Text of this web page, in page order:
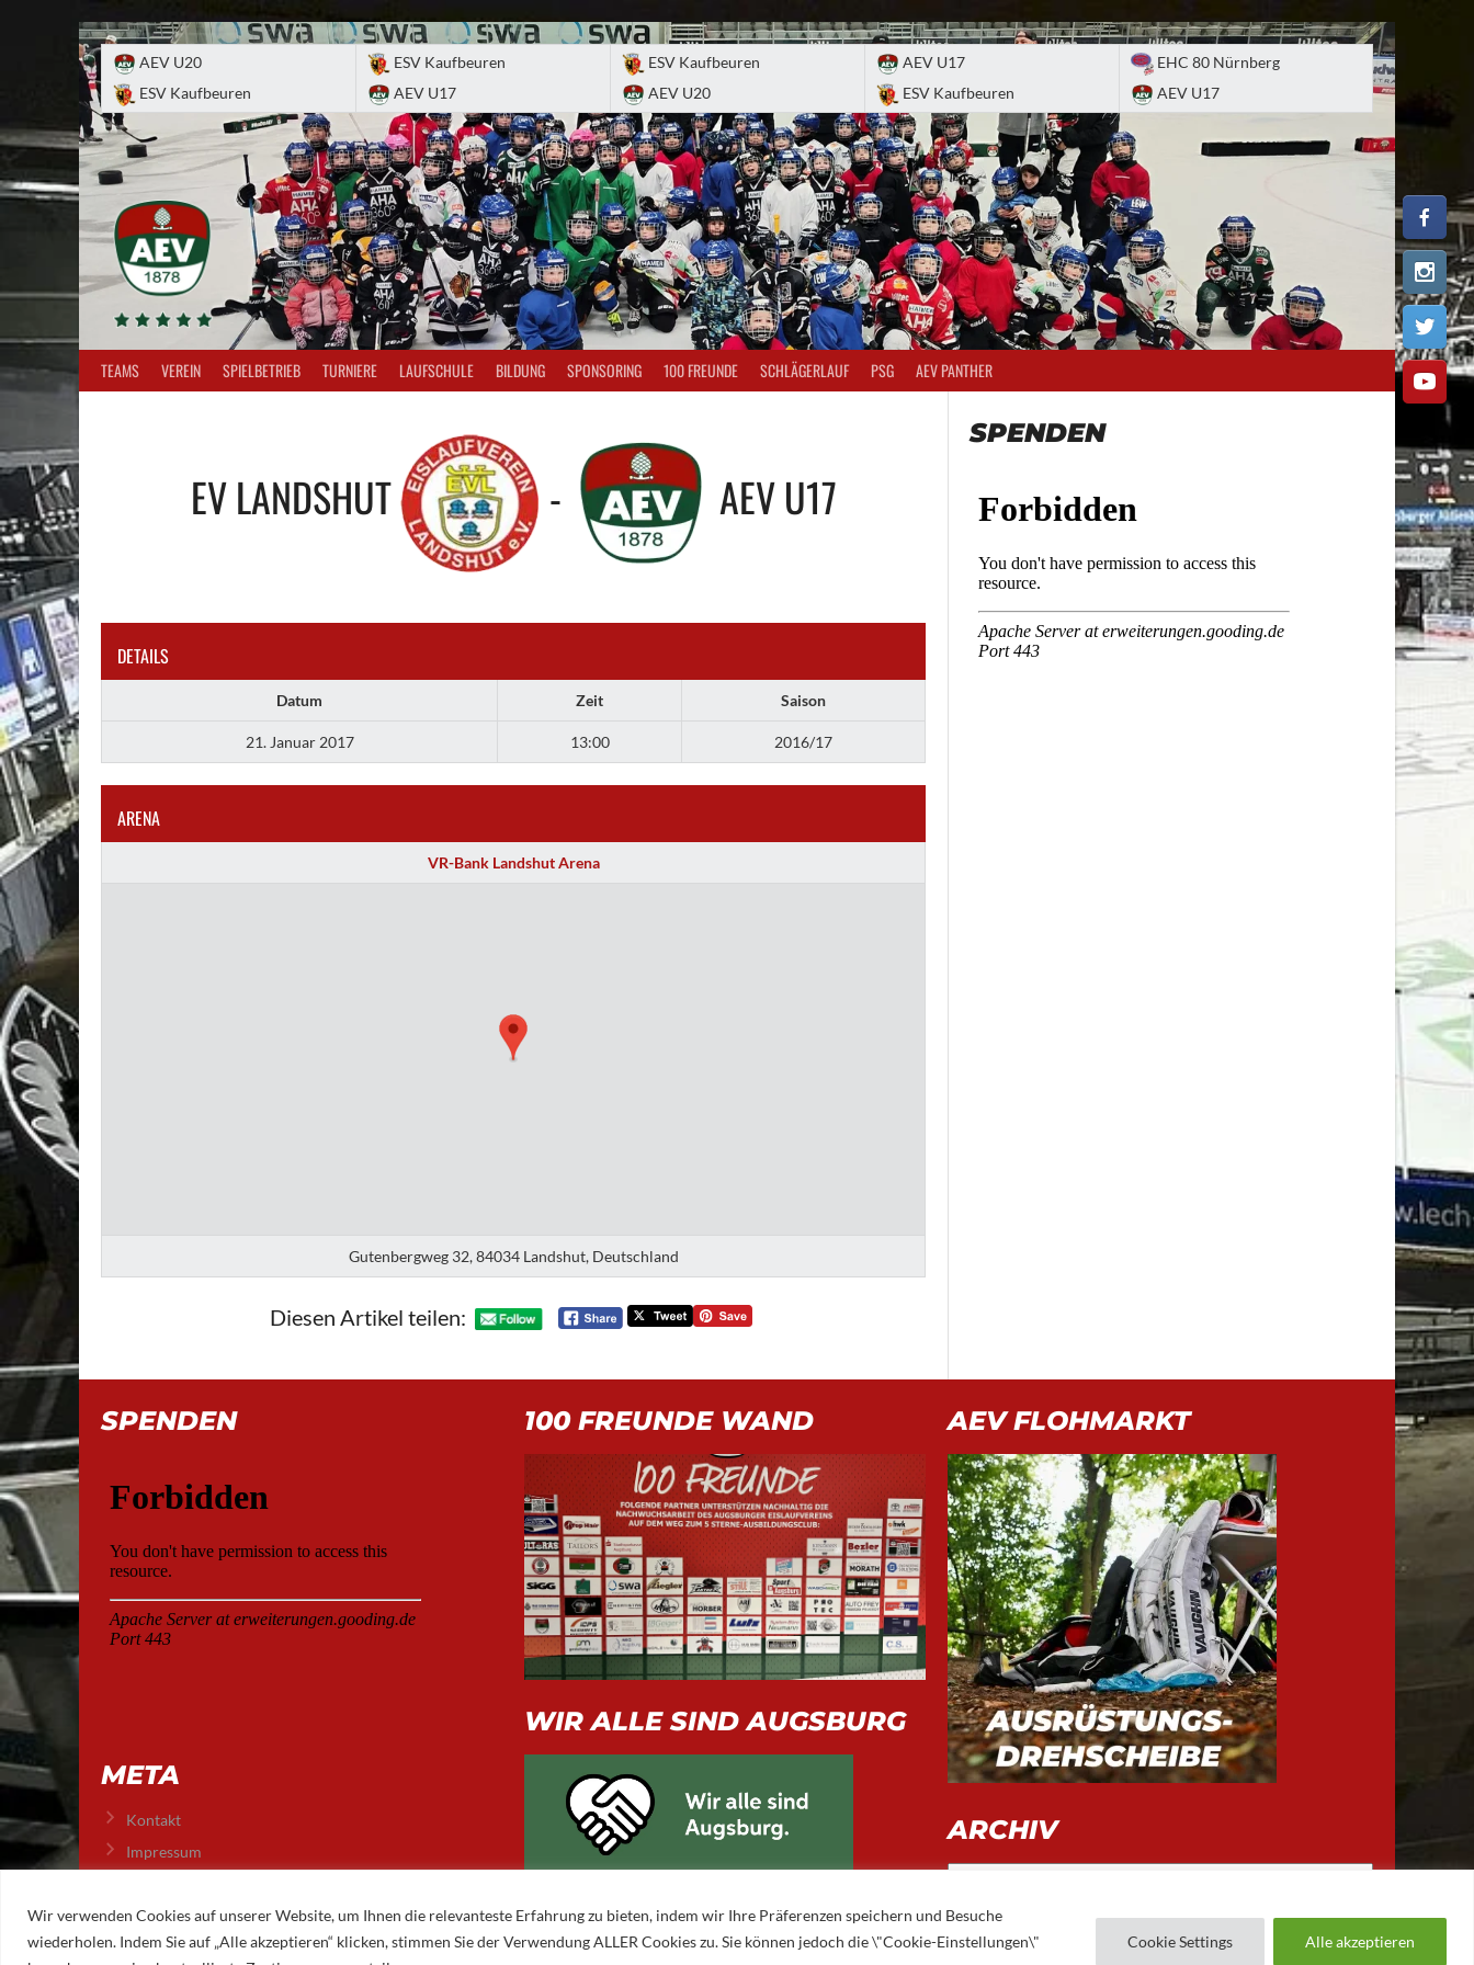
Wir verwenden Cookies auf unserer Website, um Ihnen die relevanteste Erfahrung zu bieten, indem wir Ihre Präferenzen speichern und Besuche
wiederholen. Indem Sie auf „Alle akzeptieren“ klicken, stimmen Sie der Verwendung ALLER Cookies zu. Sie können jedoch die \"Cookie-Einstellungen\"
Cookie Settings Alle akzeptieren
AEV U20
ESV Kaufbeuren
ESV Kaufbeuren
AEV U17
ESV Kaufbeuren
AEV U20
AEV U17
ESV Kaufbeuren
EHC 80 Nürnberg
AEV U17
TEAMS VEREIN SPIELBETRIEB TURNIERE LAUFSCHULE BILDUNG SPONSORING 100 FREUNDE SCHLÄGERLAUF PSG AEV PANTHER
EV LANDSHUT - AEV U17
DETAILS
Datum Zeit Saison
21. Januar 2017 13:00 2016/17
ARENA
VR-Bank Landshut Arena
Gutenbergweg 32, 84034 Landshut, Deutschland
Diesen Artikel teilen:
SPENDEN
SPENDEN
META
Kontakt
Impressum
100 FREUNDE WAND
WIR ALLE SIND AUGSBURG
AEV FLOHMARKT
ARCHIV
Archiv
© 2026 AUGSBURGER EISLAUFVEREIN E.V. AUGSBURGER EV